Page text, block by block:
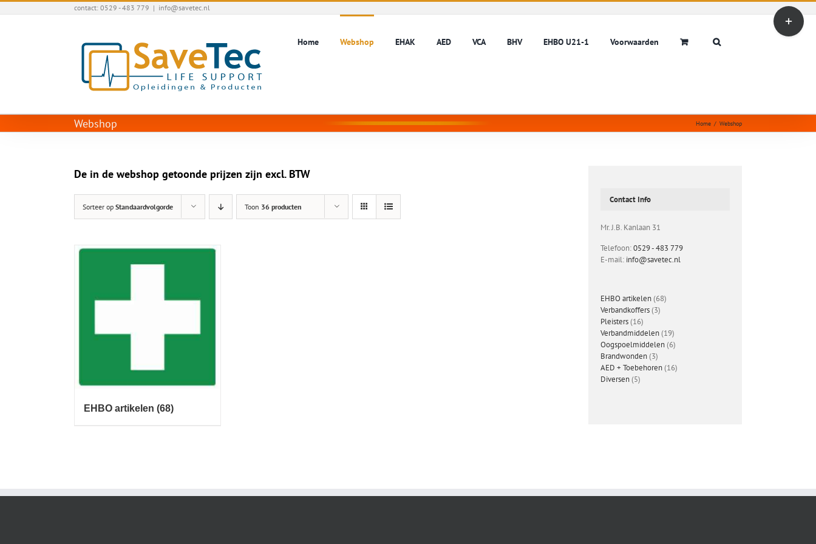
Ga
naar
contact: 0529 - 483 779 | info@savetec.nl
Home Webshop EHAK AED VCA BHV EHBO U21-1 Voorwaarden
Webshop Home / Webshop
De in de webshop getoonde prijzen zijn excl. BTW
Sorteer op Standaardvolgorde Toon 36 producten
EHBO artikelen (68)
Contact Info
Mr. J.B. Kanlaan 31
Telefoon:0529 - 483 779
E-mail: info@savetec.nl
EHBO artikelen 6868
Verbandkoffers 33
Pleisters 1616
producten
Verbandmiddelen 1919
producten
Oogspoelmiddelen 66
Brandwonden 33
producten
AED + Toebehoren 1616
Diversen 55
Toggle
Sliding
Bar